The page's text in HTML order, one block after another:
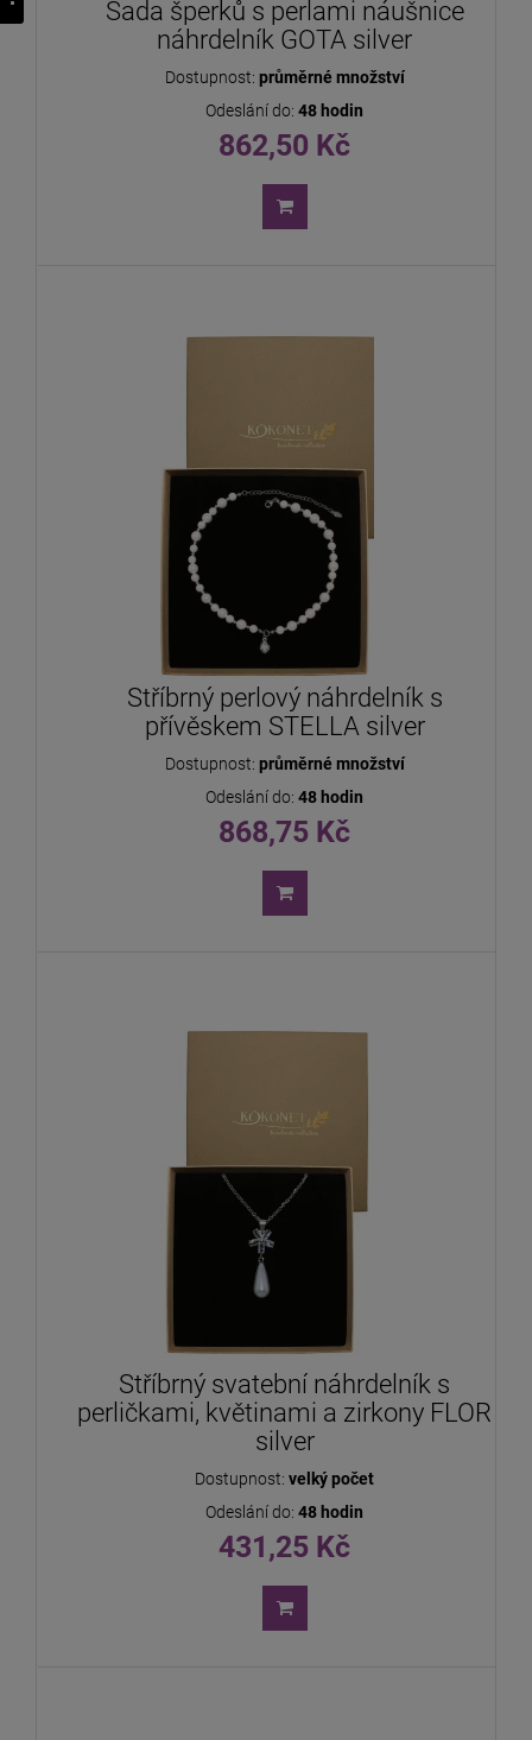
Sada šperků s perlami náušnice
náhrdelník GOTA silver
Dostupnost: průměrné množství
Odeslání do: 48 hodin
862,50 Kč
Stříbrný perlový náhrdelník s
přívěskem STELLA silver
Dostupnost: průměrné množství
Odeslání do: 48 hodin
868,75 Kč
Stříbrný svatební náhrdelník s
perličkami, květinami a zirkony FLOR
silver
Dostupnost: velký počet
Odeslání do: 48 hodin
431,25 Kč